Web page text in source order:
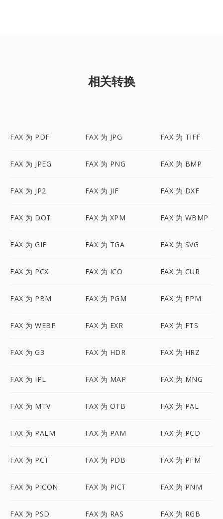
相关转换
FAX 为 PDF FAX 为 JPG FAX 为 TIFF
FAX 为 JPEG FAX 为 PNG FAX 为 BMP
FAX 为 JP2 FAX 为 JIF FAX 为 DXF
FAX 为 DOT FAX 为 XPM FAX 为 WBMP
FAX 为 GIF FAX 为 TGA FAX 为 SVG
FAX 为 PCX FAX 为 ICO FAX 为 CUR
FAX 为 PBM FAX 为 PGM FAX 为 PPM
FAX 为 WEBP FAX 为 EXR FAX 为 FTS
FAX 为 G3 FAX 为 HDR FAX 为 HRZ
FAX 为 IPL FAX 为 MAP FAX 为 MNG
FAX 为 MTV FAX 为 OTB FAX 为 PAL
FAX 为 PALM FAX 为 PAM FAX 为 PCD
FAX 为 PCT FAX 为 PDB FAX 为 PFM
FAX 为 PICON FAX 为 PICT FAX 为 PNM
FAX 为 PSD FAX 为 RAS FAX 为 RGB